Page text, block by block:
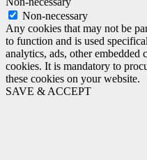
Non-necessary
Any cookies that may not be
to function and is used
analytics, ads, other embedded
cookies. It is mandatory to
these cookies on your website.
SAVE & ACCEPT